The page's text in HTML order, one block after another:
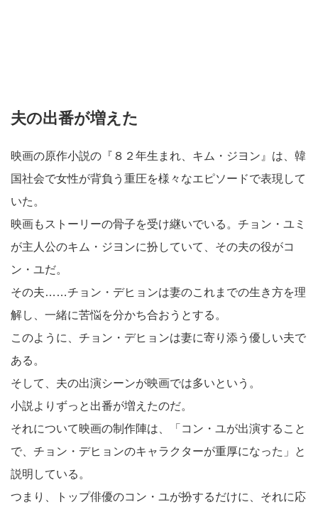
夫の出番が増えた
映画の原作小説の『８２年生まれ、キム・ジヨン』は、韓
国社会で女性が背負う重圧を様々なエピソードで表現して
いた。
映画もストーリーの骨子を受け継いでいる。チョン・ユミ
が主人公のキム・ジヨンに扮していて、その夫の役がコ
ン・ユだ。
その夫……チョン・デヒョンは妻のこれまでの生き方を理
解し、一緒に苦悩を分かち合おうとする。
このように、チョン・デヒョンは妻に寄り添う優しい夫で
ある。
そして、夫の出演シーンが映画では多いという。
小説よりずっと出番が増えたのだ。
それについて映画の制作陣は、「コン・ユが出演すること
で、チョン・デヒョンのキャラクターが重厚になった」と
説明している。
つまり、トップ俳優のコン・ユが扮するだけに、それに応